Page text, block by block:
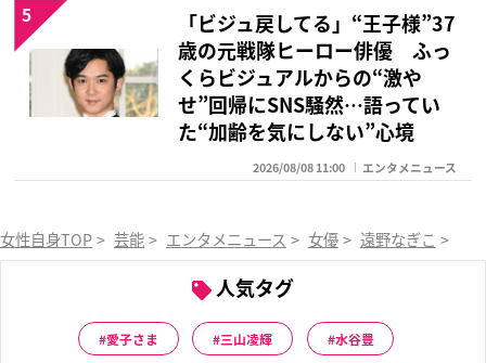
「ビジュ戻してる」“王子様”37
歳の元戦隊ヒーロー俳優 ふっ
くらビジュアルからの“激や
せ”回帰にSNS騒然…語ってい
た“加齢を気にしない”心境
2026/08/08 11:00 エンタメニュース
5
女性自身TOP > 芸能 > エンタメニュース > 女優 > 遠野なぎこ >
人気タグ
愛子さま 三山凌輝 水谷豊